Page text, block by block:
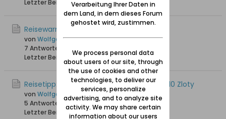
Letzter Beitrag
25.05.2025, 18:27
Reisewarnung / Fotografierverbot
von Wolfgang
7 Antworten
Letzter Beitrag
15.05.2025, 18:18
Reisetipp: Halbjahres-Seniorentickets für 10 Zloty
von Wolfgang
5 Antworten
3.053 Hits0 Likes
Letzter Beitrag 05.11.2024, 11:38
Verarbeitung Ihrer Daten in
dem Land, in dem dieses Forum
gehostet wird, zustimmen.
We process personal data
about users of our site, through
the use of cookies and other
technologies, to deliver our
services, personalize
advertising, and to analyze site
activity. We may share certain
information about our users